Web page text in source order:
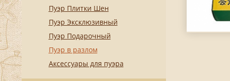
Пуэр Плитки Шен
Пуэр Эксклюзивный
Пуэр Подарочный
Пуэр в разлом
Аксессуары для пуэра